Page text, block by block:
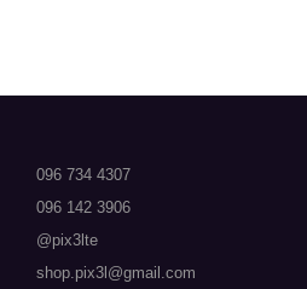
096 734 4307
096 142 3906
@pix3lte
shop.pix3l@gmail.com